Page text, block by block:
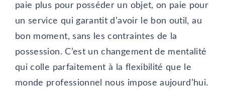
paie plus pour posséder un objet, on paie pour
un service qui garantit d’avoir le bon outil, au
bon moment, sans les contraintes de la
possession. C’est un changement de mentalité
qui colle parfaitement à la flexibilité que le
monde professionnel nous impose aujourd’hui.